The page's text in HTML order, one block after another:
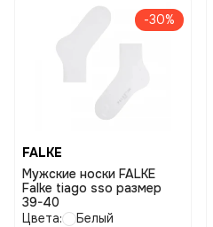
-30%
FALKE
Мужские носки FALKE
Falke tiago sso размер
39-40
Цвета:
Белый